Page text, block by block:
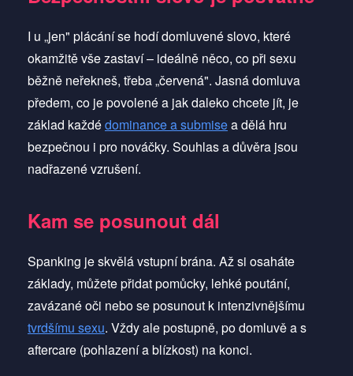
I u „jen" plácání se hodí domluvené slovo, které
okamžitě vše zastaví – ideálně něco, co při sexu
běžně neřekneš, třeba „červená". Jasná domluva
předem, co je povolené a jak daleko chcete jít, je
základ každédominance a submisea dělá hru
bezpečnou i pro nováčky. Souhlas a důvěra jsou
nadřazené vzrušení.
Kam se posunout dál
Spanking je skvělá vstupní brána. Až si osaháte
základy, můžete přidat pomůcky, lehké poutání,
zavázané oči nebo se posunout k intenzivnějšímu
tvrdšímu sexu. Vždy ale postupně, po domluvě a s
aftercare (pohlazení a blízkost) na konci.